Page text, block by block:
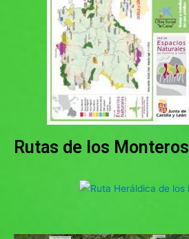
Rutas de los Monteros